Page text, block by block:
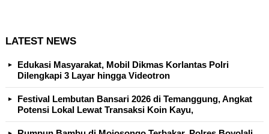
LATEST NEWS
Edukasi Masyarakat, Mobil Dikmas Korlantas Polri
Dilengkapi 3 Layar hingga Videotron
Festival Lembutan Bansari 2026 di Temanggung, Angkat
Potensi Lokal Lewat Transaksi Koin Kayu,